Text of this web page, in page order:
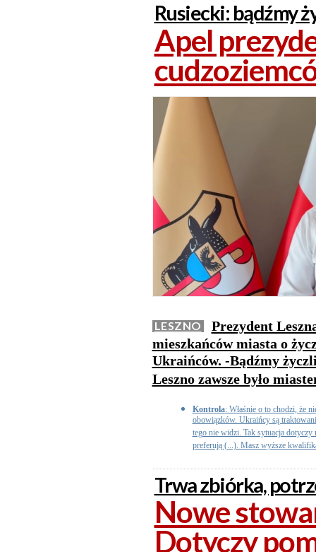
Rusiecki: bądźmy
Apel
LESZNO
Prezydent
mieszkańców miasta o
Ukraińców. -Bądźmy
Leszno zawsze było
Kontrola: Właśnie o to chodzi, że
obowiązków. Ukraińcy są
tego nie widzi. Tak sytuacja
preferują (...). Masz wyższe
Trwa zbiórka,
Nowe
Dotyczy